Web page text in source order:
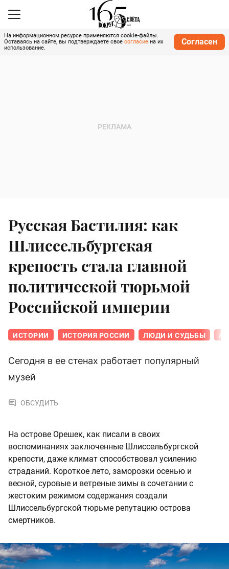
На информационном ресурсе применяются cookie-файлы.
Оставаясь на сайте, вы подтверждаете свое согласие на их
использование.
Согласен
Русская Бастилия: как
Шлиссельбургская
крепость стала главной
политической тюрьмой
Российской империи
ИСТОРИИ ИСТОРИЯ РОССИИ ЛЮДИ И СУДЬБЫ
Сегодня в ее стенах работает популярный
музей
ОБСУДИТЬ
На острове Орешек, как писали в своих
воспоминаниях заключенные Шлиссельбургской
крепости, даже климат способствовал усилению
страданий. Короткое лето, заморозки осенью и
весной, суровые и ветреные зимы в сочетании с
жестоким режимом содержания создали
Шлиссельбургской тюрьме репутацию острова
смертников.